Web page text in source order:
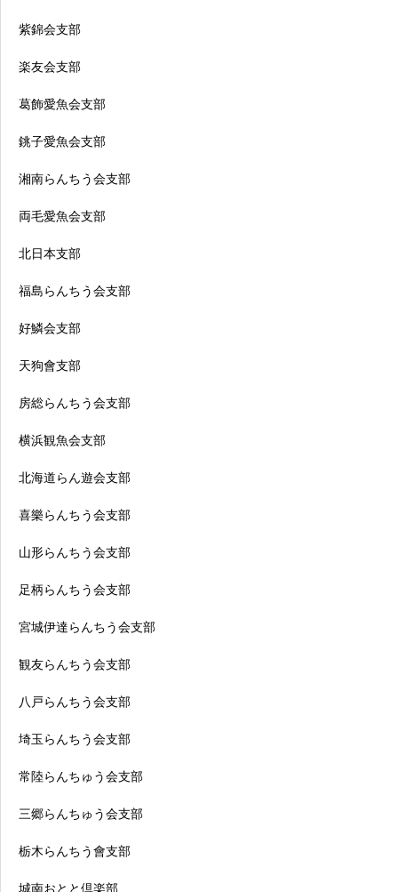
紫錦会支部
楽友会支部
葛飾愛魚会支部
銚子愛魚会支部
湘南らんちう会支部
両毛愛魚会支部
北日本支部
福島らんちう会支部
好鱗会支部
天狗會支部
房総らんちう会支部
横浜観魚会支部
北海道らん遊会支部
喜樂らんちう会支部
山形らんちう会支部
足柄らんちう会支部
宮城伊達らんちう会支部
観友らんちう会支部
八戸らんちう会支部
埼玉らんちう会支部
常陸らんちゅう会支部
三郷らんちゅう会支部
栃木らんちう會支部
城南おとと倶楽部